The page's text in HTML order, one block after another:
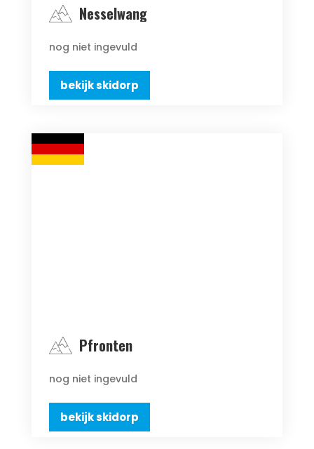
Nesselwang
nog niet ingevuld
bekijk skidorp
Pfronten
nog niet ingevuld
bekijk skidorp